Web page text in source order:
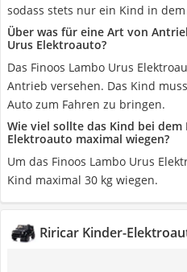
sodass stets nur ein Kind in
Über was für eine Art von
Urus Elektroauto?
Das Finoos Lambo Urus
Antrieb versehen. Das Kind
Auto zum Fahren zu bringen.
Wie viel sollte das Kind bei dem
Elektroauto maximal wiegen?
Um das Finoos Lambo Urus
Kind maximal 30 kg wiegen.
Riricar Kinder-